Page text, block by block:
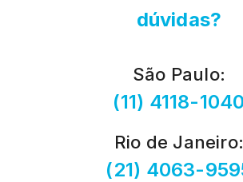
dúvidas?
São Paulo:
(11) 4118-1040
Rio de Janeiro:
(21) 4063-